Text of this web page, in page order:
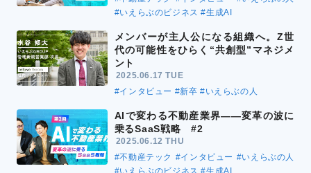
#いえらぶのビジネス #生成AI
メンバーが主人公になる組織へ。Z世
代の可能性をひらく“共創型”マネジメ
ント
2025.06.17 TUE
#インタビュー #新卒 #いえらぶの人
AIで変わる不動産業界――変革の波に
乗るSaaS戦略 #2
2025.06.12 THU
#不動産テック #インタビュー #いえらぶの人
#いえらぶのビジネス #生成AI